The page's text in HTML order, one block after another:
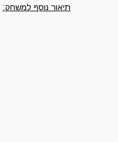
תיאור נוסף למשחק: